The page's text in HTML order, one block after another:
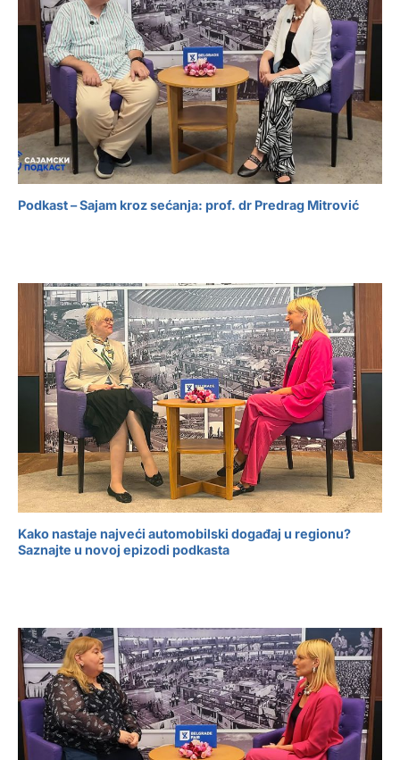
Podkast – Sajam kroz sećanja: prof. dr Predrag Mitrović
Kako nastaje najveći automobilski događaj u regionu?
Saznajte u novoj epizodi podkasta